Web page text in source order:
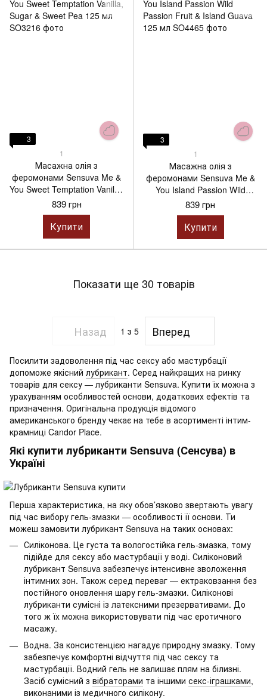
3
1
Масажна олія з
феромонами Sensuva Me &
You Sweet Temptation Vanilla,
Sugar & Sweet Pea 125 мл
839 грн
Купити
3
1
Масажна олія з
феромонами Sensuva Me &
You Island Passion Wild
Passion Fruit & Island Guava
125 мл
839 грн
Купити
Показати ще 30 товарів
Назад 1 з 5 Вперед
Посилити задоволення під час сексу або мастурбації
допоможе якісний лубрикант. Серед найкращих на ринку
товарів для сексу — лубриканти Sensuva. Купити їх можна з
урахуванням особливостей основи, додаткових ефектів та
призначення. Оригінальна продукція відомого
американського бренду чекає на тебе в асортименті інтим-
крамниці Candor Place.
Які купити лубриканти Sensuva (Сенсува) в
Україні
Перша характеристика, на яку обов’язково звертають увагу
під час вибору гель-змазки — особливості її основи. Ти
можеш замовити лубрикант Sensuva на таких основах:
Силіконова. Це густа та вологостійка гель-змазка, тому
підійде для сексу або мастурбації у воді. Силіконовий
лубрикант Sensuva забезпечує інтенсивне зволоження
інтимних зон. Також серед переваг — ектраковзання без
постійного оновлення шару гель-змазки. Силіконові
лубриканти сумісні із латексними презервативами. До
того ж їх можна використовувати під час еротичного
масажу.
Водна. За консистенцією нагадує природну змазку. Тому
забезпечує комфортні відчуття під час сексу та
мастурбації. Водний гель не залишає плям на білизні.
Засіб сумісний з вібраторами та іншими секс-іграшками,
виконаними із медичного силікону.